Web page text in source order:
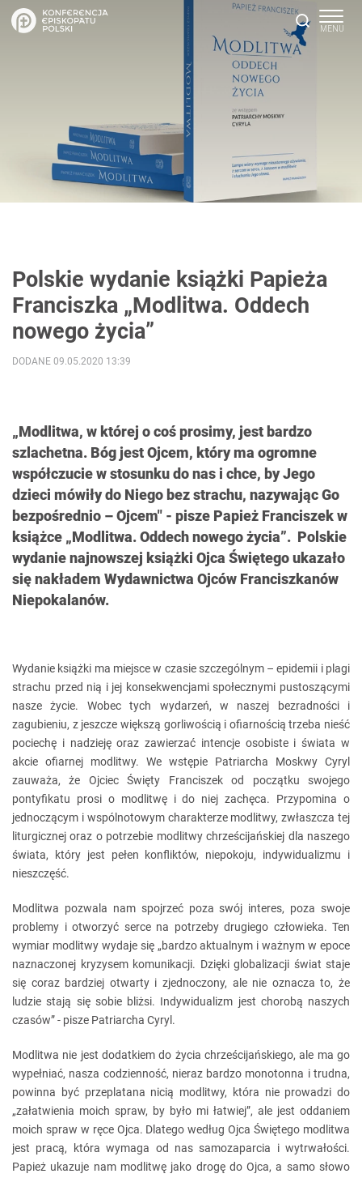
Polskie wydanie książki Papieża
Franciszka „Modlitwa. Oddech
nowego życia”
„Modlitwa, w której o coś prosimy, jest bardzo
szlachetna. Bóg jest Ojcem, który ma ogromne
współczucie w stosunku do nas i chce, by Jego
dzieci mówiły do Niego bez strachu, nazywając Go
bezpośrednio – Ojcem" - pisze Papież Franciszek w
książce „Modlitwa. Oddech nowego życia”. Polskie
wydanie najnowszej książki Ojca Świętego ukazało
się nakładem Wydawnictwa Ojców Franciszkanów
Niepokalanów.
DODANE 09.05.2020 13:39
Wydanie książki ma miejsce w czasie szczególnym – epidemii i plagi
strachu przed nią i jej konsekwencjami społecznymi pustoszącymi
nasze życie. Wobec tych wydarzeń, w naszej bezradności i
zagubieniu, z jeszcze większą gorliwością i ofiarnością trzeba nieść
pociechę i nadzieję oraz zawierzać intencje osobiste i świata w
akcie ofiarnej modlitwy. We wstępie Patriarcha Moskwy Cyryl
zauważa, że Ojciec Święty Franciszek od początku swojego
pontyfikatu prosi o modlitwę i do niej zachęca. Przypomina o
jednoczącym i wspólnotowym charakterze modlitwy, zwłaszcza tej
liturgicznej oraz o potrzebie modlitwy chrześcijańskiej dla naszego
świata, który jest pełen konfliktów, niepokoju, indywidualizmu i
nieszczęść.
Modlitwa pozwala nam spojrzeć poza swój interes, poza swoje
problemy i otworzyć serce na potrzeby drugiego człowieka. Ten
wymiar modlitwy wydaje się „bardzo aktualnym i ważnym w epoce
naznaczonej kryzysem komunikacji. Dzięki globalizacji świat staje
się coraz bardziej otwarty i zjednoczony, ale nie oznacza to, że
ludzie stają się sobie bliżsi. Indywidualizm jest chorobą naszych
czasów” - pisze Patriarcha Cyryl.
Modlitwa nie jest dodatkiem do życia chrześcijańskiego, ale ma go
wypełniać, nasza codzienność, nieraz bardzo monotonna i trudna,
powinna być przeplatana nicią modlitwy, która nie prowadzi do
„załatwienia moich spraw, by było mi łatwiej”, ale jest oddaniem
moich spraw w ręce Ojca. Dlatego według Ojca Świętego modlitwa
jest pracą, która wymaga od nas samozaparcia i wytrwałości.
Papież ukazuje nam modlitwę jako drogę do Ojca, a samo słowo